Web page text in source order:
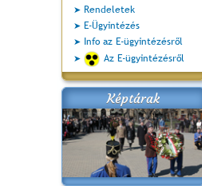
Rendeletek
E-Ügyintézés
Info az E-ügyintézésről
Az E-ügyintézésről
Képtárak